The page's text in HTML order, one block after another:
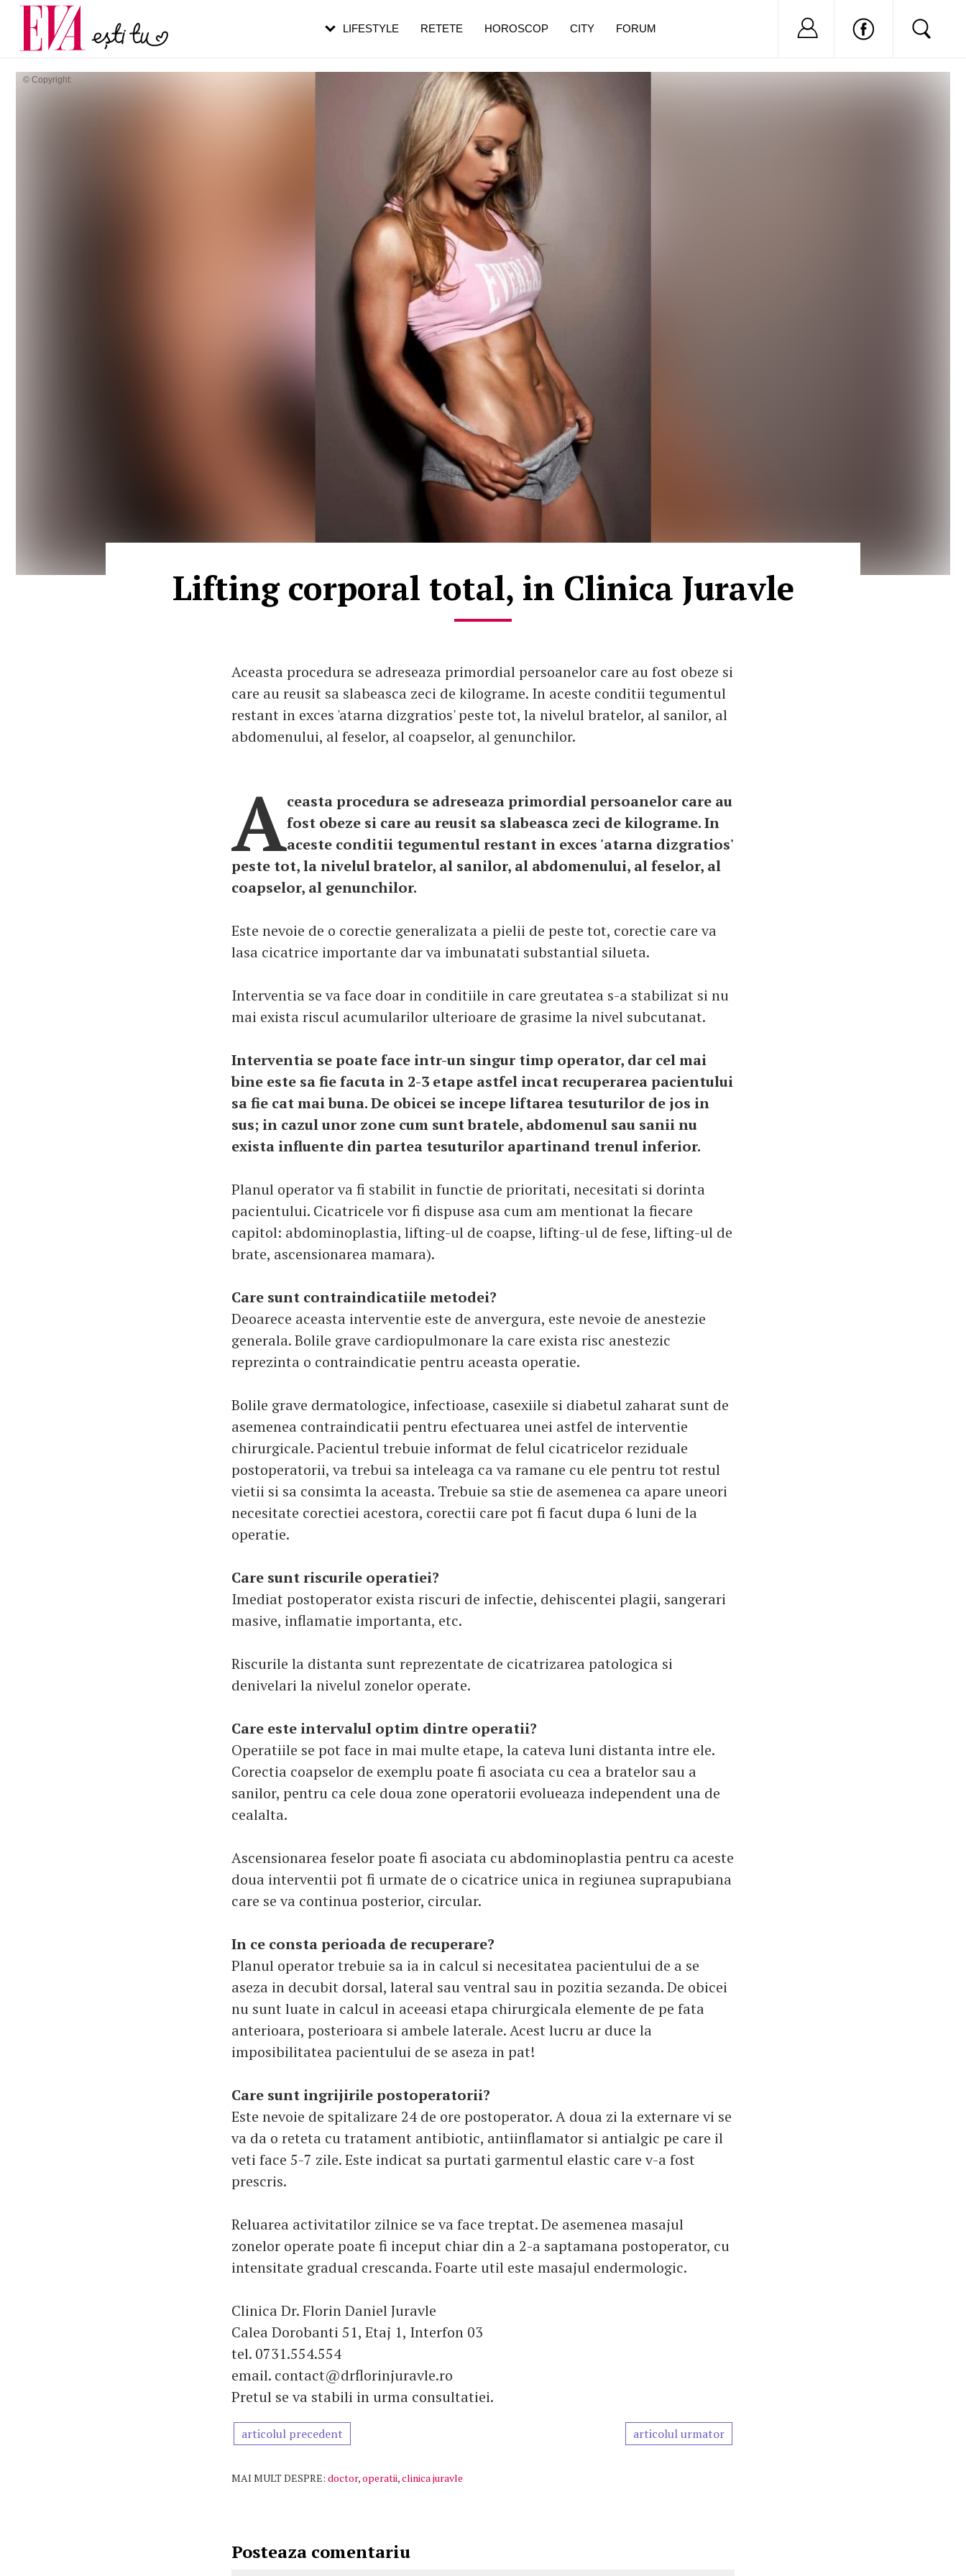
© Copyright:
Lifting corporal total, in Clinica Juravle
Aceasta procedura se adreseaza primordial persoanelor care au fost obeze si
care au reusit sa slabeasca zeci de kilograme. In aceste conditii tegumentul
restant in exces 'atarna dizgratios' peste tot, la nivelul bratelor, al sanilor, al
abdomenului, al feselor, al coapselor, al genunchilor.
Aceasta procedura se adreseaza primordial persoanelor care au
fost obeze si care au reusit sa slabeasca zeci de kilograme. In
aceste conditii tegumentul restant in exces 'atarna dizgratios'
peste tot, la nivelul bratelor, al sanilor, al abdomenului, al feselor, al
coapselor, al genunchilor.
Este nevoie de o corectie generalizata a pielii de peste tot, corectie care va
lasa cicatrice importante dar va imbunatati substantial silueta.
Interventia se va face doar in conditiile in care greutatea s-a stabilizat si nu
mai exista riscul acumularilor ulterioare de grasime la nivel subcutanat.
Interventia se poate face intr-un singur timp operator, dar cel mai
bine este sa fie facuta in 2-3 etape astfel incat recuperarea pacientului
sa fie cat mai buna. De obicei se incepe liftarea tesuturilor de jos in
sus; in cazul unor zone cum sunt bratele, abdomenul sau sanii nu
exista influente din partea tesuturilor apartinand trenul inferior.
Planul operator va fi stabilit in functie de prioritati, necesitati si dorinta
pacientului. Cicatricele vor fi dispuse asa cum am mentionat la fiecare
capitol: abdominoplastia, lifting-ul de coapse, lifting-ul de fese, lifting-ul de
brate, ascensionarea mamara).
Care sunt contraindicatiile metodei?
Deoarece aceasta interventie este de anvergura, este nevoie de anestezie
generala. Bolile grave cardiopulmonare la care exista risc anestezic
reprezinta o contraindicatie pentru aceasta operatie.
Bolile grave dermatologice, infectioase, casexiile si diabetul zaharat sunt de
asemenea contraindicatii pentru efectuarea unei astfel de interventie
chirurgicale. Pacientul trebuie informat de felul cicatricelor reziduale
postoperatorii, va trebui sa inteleaga ca va ramane cu ele pentru tot restul
vietii si sa consimta la aceasta. Trebuie sa stie de asemenea ca apare uneori
necesitate corectiei acestora, corectii care pot fi facut dupa 6 luni de la
operatie.
Care sunt riscurile operatiei?
Imediat postoperator exista riscuri de infectie, dehiscentei plagii, sangerari
masive, inflamatie importanta, etc.
Riscurile la distanta sunt reprezentate de cicatrizarea patologica si
denivelari la nivelul zonelor operate.
Care este intervalul optim dintre operatii?
Operatiile se pot face in mai multe etape, la cateva luni distanta intre ele.
Corectia coapselor de exemplu poate fi asociata cu cea a bratelor sau a
sanilor, pentru ca cele doua zone operatorii evolueaza independent una de
cealalta.
Ascensionarea feselor poate fi asociata cu abdominoplastia pentru ca aceste
doua interventii pot fi urmate de o cicatrice unica in regiunea suprapubiana
care se va continua posterior, circular.
In ce consta perioada de recuperare?
Planul operator trebuie sa ia in calcul si necesitatea pacientului de a se
aseza in decubit dorsal, lateral sau ventral sau in pozitia sezanda. De obicei
nu sunt luate in calcul in aceeasi etapa chirurgicala elemente de pe fata
anterioara, posterioara si ambele laterale. Acest lucru ar duce la
imposibilitatea pacientului de se aseza in pat!
Care sunt ingrijirile postoperatorii?
Este nevoie de spitalizare 24 de ore postoperator. A doua zi la externare vi se
va da o reteta cu tratament antibiotic, antiinflamator si antialgic pe care il
veti face 5-7 zile. Este indicat sa purtati garmentul elastic care v-a fost
prescris.
Reluarea activitatilor zilnice se va face treptat. De asemenea masajul
zonelor operate poate fi inceput chiar din a 2-a saptamana postoperator, cu
intensitate gradual crescanda. Foarte util este masajul endermologic.
Clinica Dr. Florin Daniel Juravle
Calea Dorobanti 51, Etaj 1, Interfon 03
tel. 0731.554.554
email. contact@drflorinjuravle.ro
Pretul se va stabili in urma consultatiei.
articolul precedent articolul urmator
MAI MULT DESPRE: doctor,operatii,clinica juravle
Posteaza comentariu
LIFESTYLE RETETE HOROSCOP CITY FORUM Nu ai cont?
Carieră
Actualitate
pe măsură ce înaintezi în vârstă